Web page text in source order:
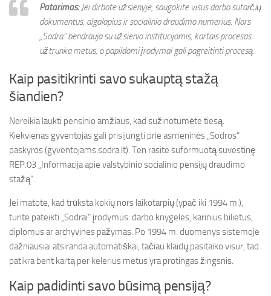
Patarimas:Jei dirbote užsienyje, saugokite visus darbo sutarčių
dokumentus, algalapius ir socialinio draudimo numerius. Nors
„Sodra“ bendrauja su užsienio institucijomis, kartais procesas
užtrunka metus, o papildomi įrodymai gali pagreitinti procesą.
Kaip pasitikrinti savo sukauptą stažą
šiandien?
Nereikia laukti pensinio amžiaus, kad sužinotumėte tiesą.
Kiekvienas gyventojas gali prisijungti prie asmeninės „Sodros“
paskyros (gyventojams.sodra.lt). Ten rasite suformuotą suvestinę
REP.03 „Informacija apie valstybinio socialinio pensijų draudimo
stažą“.
Jei matote, kad trūksta kokių nors laikotarpių (ypač iki 1994 m.),
turite pateikti „Sodrai“ įrodymus: darbo knygeles, karinius bilietus,
diplomus ar archyvines pažymas. Po 1994 m. duomenys sistemoje
dažniausiai atsiranda automatiškai, tačiau klaidų pasitaiko visur, tad
patikra bent kartą per kelerius metus yra protingas žingsnis.
Kaip padidinti savo būsimą pensiją?